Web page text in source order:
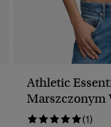
Athletic
Marszczonym
(1)